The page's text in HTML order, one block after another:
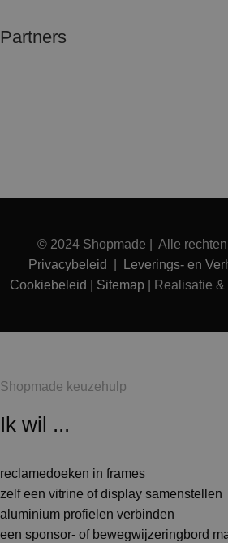
Partners
© 2024 Shopmade | Alle
Privacybeleid
Leverings- en
Cookiebeleid
Sitemap | Realisatie
Shopmade keuzehulp
Ik wil ...
reclamedoeken in frames
zelf een vitrine of display samenstellen
aluminium profielen verbinden
een sponsor- of bewegwijzeringbord